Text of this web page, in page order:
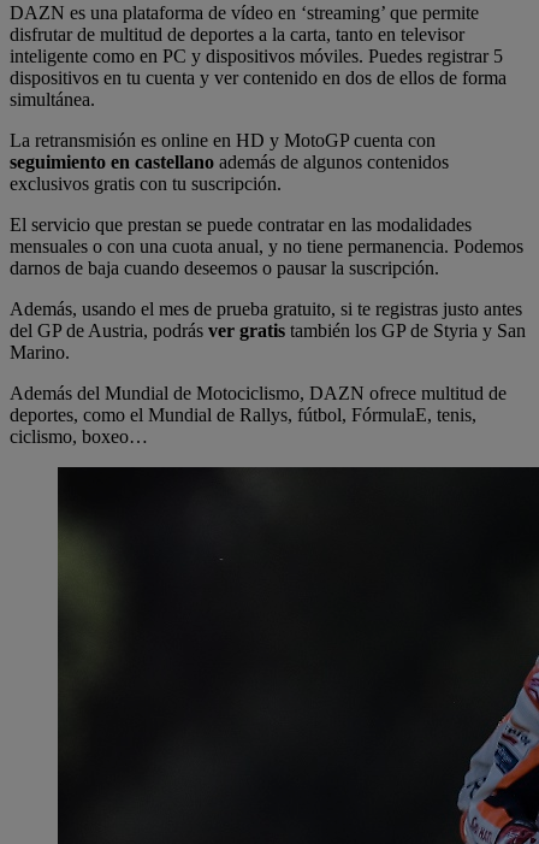
DAZN es una plataforma de vídeo en ‘streaming’ que permite
disfrutar de multitud de deportes a la carta, tanto en televisor
inteligente como en PC y dispositivos móviles. Puedes registrar 5
dispositivos en tu cuenta y ver contenido en dos de ellos de forma
simultánea.
La retransmisión es online en HD y MotoGP cuenta con
seguimiento en castellano además de algunos contenidos
exclusivos gratis con tu suscripción.
El servicio que prestan se puede contratar en las modalidades
mensuales o con una cuota anual, y no tiene permanencia. Podemos
darnos de baja cuando deseemos o pausar la suscripción.
Además, usando el mes de prueba gratuito, si te registras justo antes
del GP de Austria, podrás ver gratis también los GP de Styria y San
Marino.
Además del Mundial de Motociclismo, DAZN ofrece multitud de
deportes, como el Mundial de Rallys, fútbol, FórmulaE, tenis,
ciclismo, boxeo…